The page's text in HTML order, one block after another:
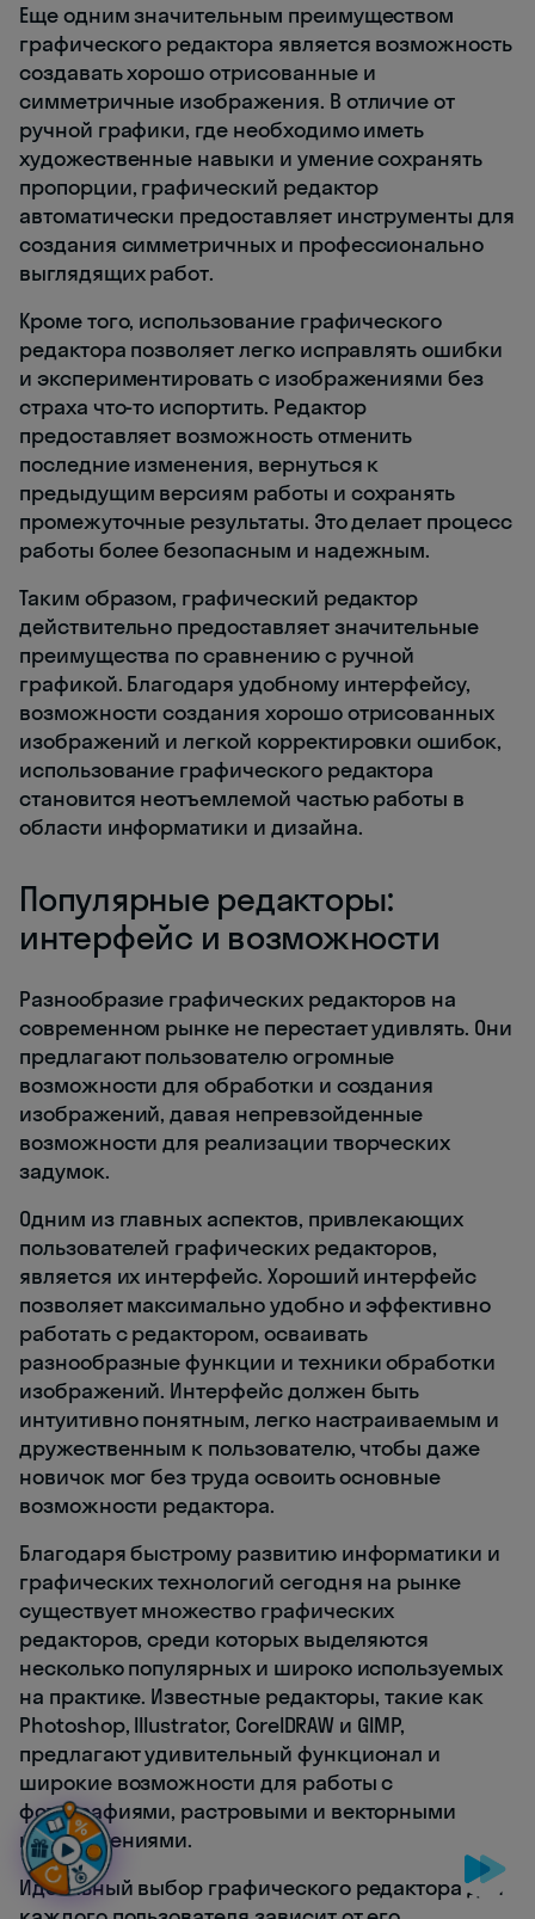
Еще одним значительным преимуществом
графического редактора является возможность
создавать хорошо отрисованные и
симметричные изображения. В отличие от
ручной графики, где необходимо иметь
художественные навыки и умение сохранять
пропорции, графический редактор
автоматически предоставляет инструменты для
создания симметричных и профессионально
выглядящих работ.
Кроме того, использование графического
редактора позволяет легко исправлять ошибки
и экспериментировать с изображениями без
страха что-то испортить. Редактор
предоставляет возможность отменить
последние изменения, вернуться к
предыдущим версиям работы и сохранять
промежуточные результаты. Это делает процесс
работы более безопасным и надежным.
Таким образом, графический редактор
действительно предоставляет значительные
преимущества по сравнению с ручной
графикой. Благодаря удобному интерфейсу,
возможности создания хорошо отрисованных
изображений и легкой корректировки ошибок,
использование графического редактора
становится неотъемлемой частью работы в
области информатики и дизайна.
Популярные редакторы:
интерфейс и возможности
Разнообразие графических редакторов на
современном рынке не перестает удивлять. Они
предлагают пользователю огромные
возможности для обработки и создания
изображений, давая непревзойденные
возможности для реализации творческих
задумок.
Одним из главных аспектов, привлекающих
пользователей графических редакторов,
является их интерфейс. Хороший интерфейс
позволяет максимально удобно и эффективно
работать с редактором, осваивать
разнообразные функции и техники обработки
изображений. Интерфейс должен быть
интуитивно понятным, легко настраиваемым и
дружественным к пользователю, чтобы даже
новичок мог без труда освоить основные
возможности редактора.
Благодаря быстрому развитию информатики и
графических технологий сегодня на рынке
существует множество графических
редакторов, среди которых выделяются
несколько популярных и широко используемых
на практике. Известные редакторы, такие как
Photoshop, Illustrator, CorelDRAW и GIMP,
предлагают удивительный функционал и
широкие возможности для работы с
фотографиями, растровыми и векторными
изображениями.
Идеальный выбор графического редактора для